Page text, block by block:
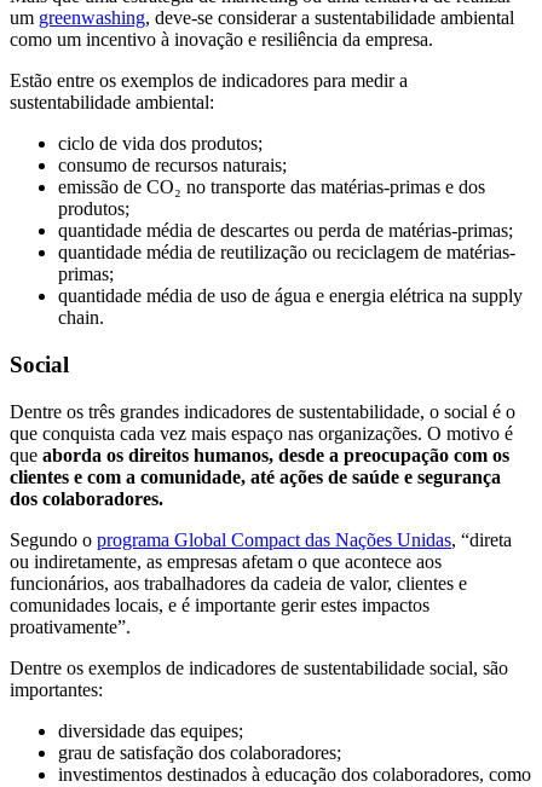
um greenwashing, deve-se considerar a sustentabilidade ambiental
como um incentivo à inovação e resiliência da empresa.
Estão entre os exemplos de indicadores para medir a
sustentabilidade ambiental:
ciclo de vida dos produtos;
consumo de recursos naturais;
emissão de CO₂ no transporte das matérias-primas e dos
produtos;
quantidade média de descartes ou perda de matérias-primas;
quantidade média de reutilização ou reciclagem de matérias-
primas;
quantidade média de uso de água e energia elétrica na supply
chain.
Social
Dentre os três grandes indicadores de sustentabilidade, o social é o
que conquista cada vez mais espaço nas organizações. O motivo é
que aborda os direitos humanos, desde a preocupação com os
clientes e com a comunidade, até ações de saúde e segurança
dos colaboradores.
Segundo o programa Global Compact das Nações Unidas, “direta
ou indiretamente, as empresas afetam o que acontece aos
funcionários, aos trabalhadores da cadeia de valor, clientes e
comunidades locais, e é importante gerir estes impactos
proativamente”.
Dentre os exemplos de indicadores de sustentabilidade social, são
importantes:
diversidade das equipes;
grau de satisfação dos colaboradores;
investimentos destinados à educação dos colaboradores, como